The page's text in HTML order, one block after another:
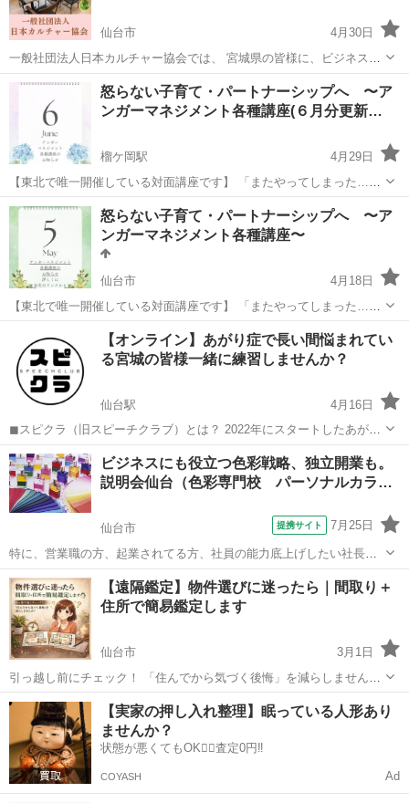
仙台市
4月30日
一般社団法人日本カルチャー協会では、 宮城県の皆様に、ビジネス〜
カルチャーまで、様々な講座をオンライン・オフラインで開催してお
ります。 下記のURLをクリックすると、日程などの詳細情報を見るこ
とができ、 24時間ご予約...
宮城 仙台市 生活知識 オンライン
怒らない子育て・パートナーシップへ 〜ア
ンガーマネジメント各種講座(６月分更新…
榴ケ岡駅
4月29日
【東北で唯一開催している対面講座です】 「またやってしまった…」
と後悔する日々、もう終わりにしませんか？ 子どもに怒鳴ってしまう
パートナーとの会話がいつもケンカになる 言いたいことがうまく伝わ
らない ...
宮城 仙台市 榴ケ岡駅 生活知識 アンガーマネジメント
怒らない子育て・パートナーシップへ 〜ア
ンガーマネジメント各種講座〜
仙台市
4月18日
【東北で唯一開催している対面講座です】 「またやってしまった…」
と後悔する日々、もう終わりにしませんか？ 子どもに怒鳴ってしまう
パートナーとの会話がいつもケンカになる 言いたいことがうまく伝わ
らない ...
アンガーマネジメント
【オンライン】あがり症で長い間悩まれてい
る宮城の皆様一緒に練習しませんか？
仙台駅
4月16日
◼︎スピクラ（旧スピーチクラブ）とは？ 2022年にスタートしたあがり
症の方限定のスピーチ練習会です。 開催実績はオンライン・現地開催
含め50回以上開催しており、100名以上の方にご参加いただきました。
代表者自身があ...
宮城 仙台市 仙台駅 話し方
ビジネスにも役立つ色彩戦略、独立開業も。
説明会仙台（色彩専門校 パーソナルカラ…
仙台市 提携サイト 7月25日
特に、営業職の方、起業されてる方、社員の能力底上げしたい社長さ
ん、ブランディングにも 必須です。 色彩が人に与える影響力、又、
自分の印象も大きく変化させる色について、ビジネス仕事能力にも大
きく活用出来る色彩戦略など、分りや...
宮城 仙台市 その他
【遠隔鑑定】物件選びに迷ったら｜間取り＋
住所で簡易鑑定します
仙台市
3月1日
引っ越し前にチェック！ 「住んでから気づく後悔」を減らしません
か？ これから引っ越し予定の方へ 間取り図と住所をもとに、簡易鑑定
を行います。 物件選びでこんなお悩みありませんか？ ・この間取りで
暮らしや...
宮城 仙台市 生活知識 間取り
【実家の押し入れ整理】眠っている人形あり
ませんか？
状態が悪くてもOK🙆‍♀️査定0円‼️
COYASH Ad